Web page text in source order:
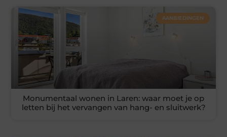
AANBIEDINGEN
Monumentaal wonen in Laren: waar moet je op
letten bij het vervangen van hang- en sluitwerk?